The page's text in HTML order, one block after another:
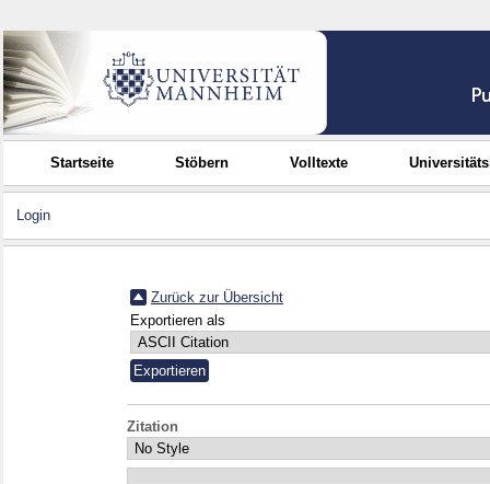
Startseite Stöbern Volltexte
Login
Zurück zur Übersicht
Exportieren als
Zitation